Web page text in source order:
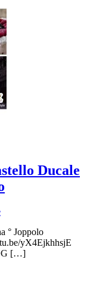
Ducale
° Joppolo
yX4EjkhhsjE
[…]